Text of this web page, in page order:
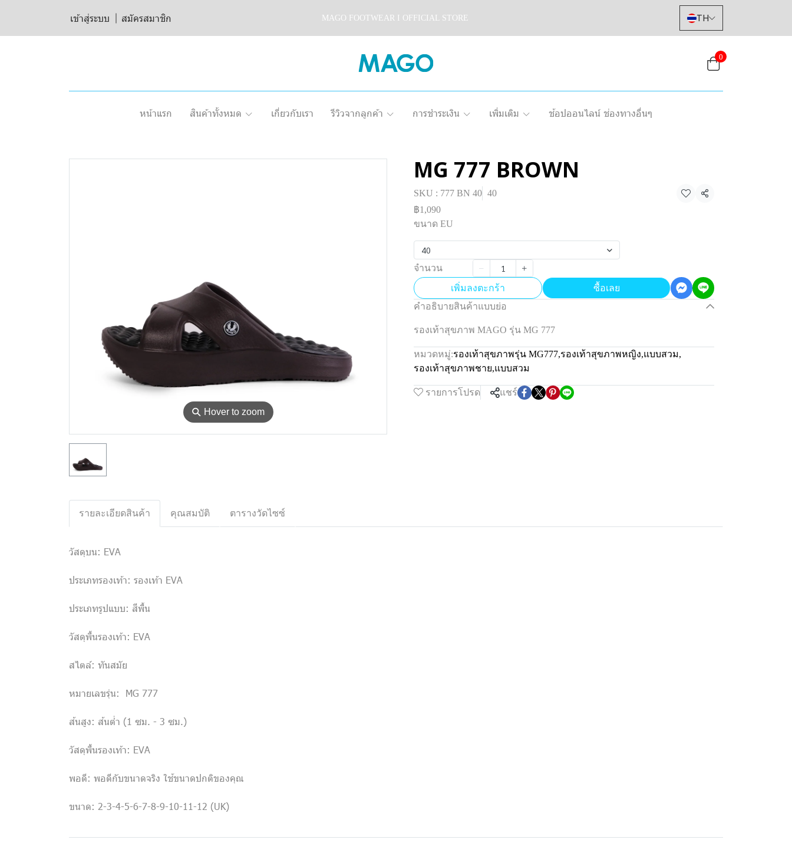
เข้าสู่ระบบ สมัครสมาชิก MAGO FOOTWEAR I OFFICIAL STORE TH
0
หน้าแรก สินค้าทั้งหมด เกี่ยวกับเรา รีวิวจากลูกค้า การชำระเงิน เพิ่มเติม ช้อปออนไลน์ ช่องทางอื่นๆ
⚲ Hover to zoom
MG 777 BROWN
SKU : 777 BN 40 40
แชร์
฿1,090
ขนาด EU
40
จำนวน
เพิ่มลงตะกร้า
ซื้อเลย
คำอธิบายสินค้าแบบย่อ
รองเท้าสุขภาพ MAGO รุ่น MG 777
หมวดหมู่:รองเท้าสุขภาพรุ่น MG777,รองเท้าสุขภาพหญิง,แบบสวม,
รองเท้าสุขภาพชาย,แบบสวม
รายการโปรด แชร์
รายละเอียดสินค้า คุณสมบัติ ตารางวัดไซซ์
วัสดุบน: EVA
ประเภทรองเท้า: รองเท้า EVA
ประเภทรูปแบบ: สีพื้น
วัสดุพื้นรองเท้า: EVA
สไตล์: ทันสมัย
หมายเลขรุ่น: MG 777
ส้นสูง: ส้นต่ำ (1 ซม. - 3 ซม.)
วัสดุพื้นรองเท้า: EVA
พอดี: พอดีกับขนาดจริง ใช้ขนาดปกติของคุณ
ขนาด: 2-3-4-5-6-7-8-9-10-11-12 (UK)